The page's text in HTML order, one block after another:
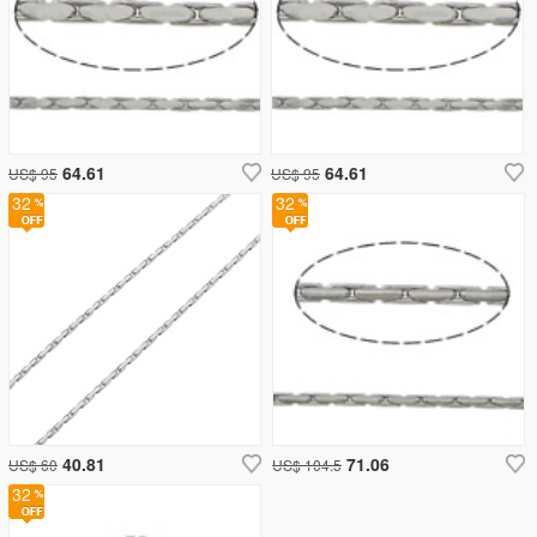
32
US$ 60 40.81
32
US$ 104.5 71.06
US$ 95 64.61
32
US$ 95 64.61